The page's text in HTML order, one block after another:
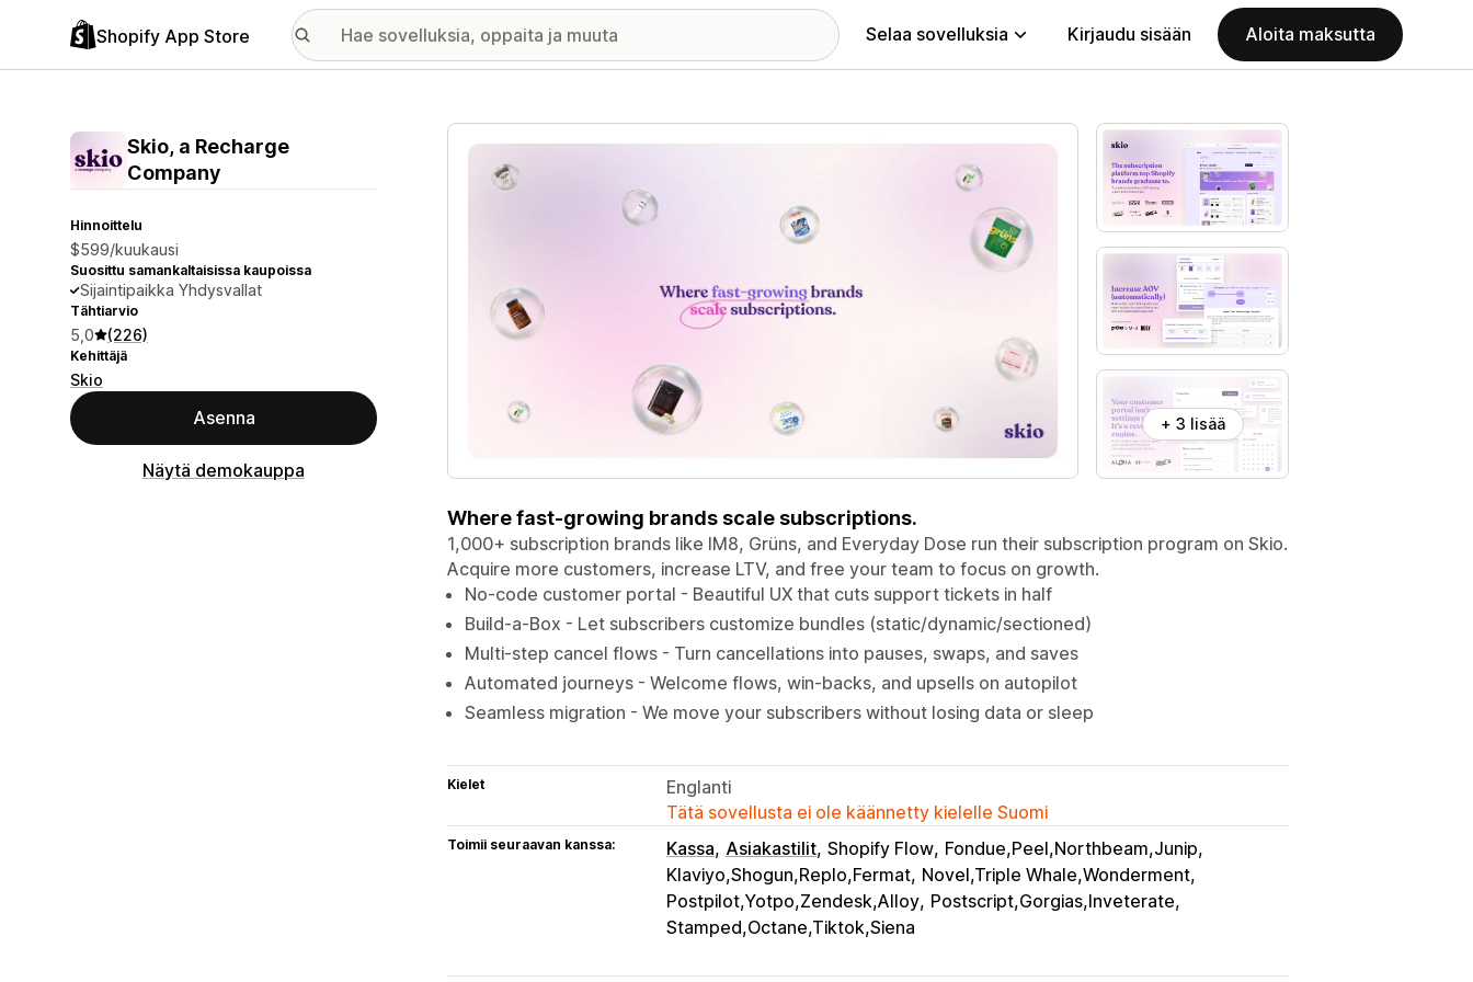
Shopify App Store Selaa sovelluksia Kirjaudu sisään Aloita maksutta
Skio, a Recharge
Company
Hinnoittelu
$599/kuukausi
Suosittu samankaltaisissa kaupoissa
Sijaintipaikka Yhdysvallat
Tähtiarvio
5,0 (226)
Kehittäjä
Skio
Asenna
Näytä demokauppa
Esittelykuvagalleria
+ 3 lisää
Where fast-growing brands scale subscriptions.
1,000+ subscription brands like IM8, Grüns, and Everyday Dose run their subscription program on Skio.
Acquire more customers, increase LTV, and free your team to focus on growth.
No-code customer portal - Beautiful UX that cuts support tickets in half
Build-a-Box - Let subscribers customize bundles (static/dynamic/sectioned)
Multi-step cancel flows - Turn cancellations into pauses, swaps, and saves
Automated journeys - Welcome flows, win-backs, and upsells on autopilot
Seamless migration - We move your subscribers without losing data or sleep
Kielet
Englanti
Tätä sovellusta ei ole käännetty kielelle Suomi
Toimii seuraavan kanssa: Kassa Asiakastilit Shopify Flow Fondue,Peel,Northbeam,Junip
Klaviyo,Shogun,Replo,Fermat Novel,Triple Whale,Wonderment
Postpilot,Yotpo,Zendesk,Alloy Postscript,Gorgias,Inveterate
Stamped,Octane,Tiktok,Siena